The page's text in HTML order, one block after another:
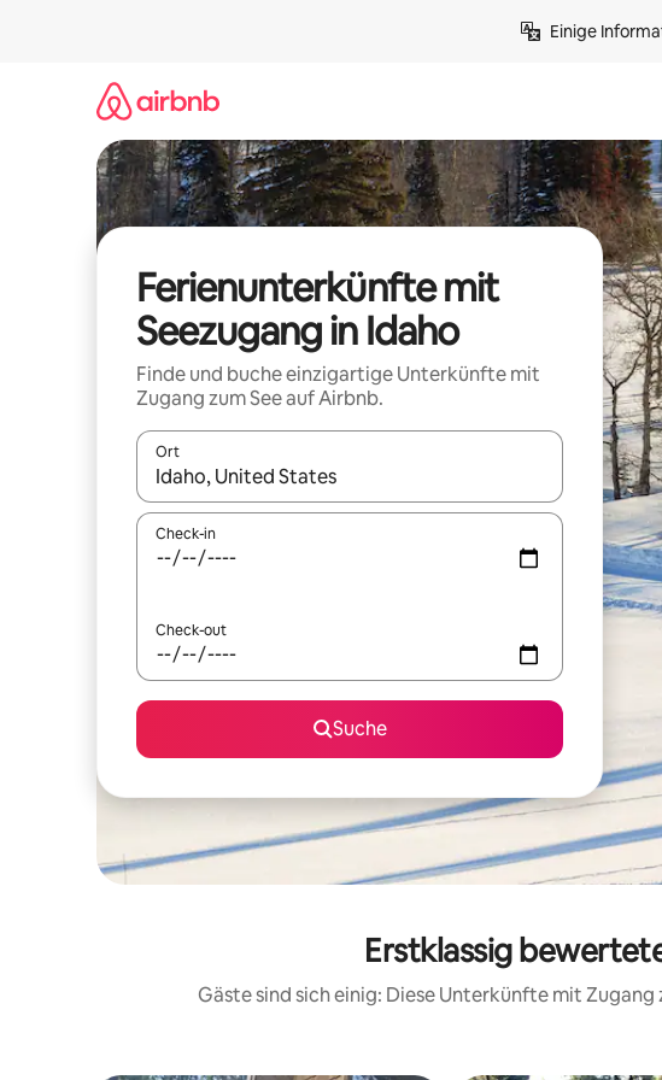
Einige
Ferienunterkünfte mit
Seezugang in Idaho
Finde und buche einzigartige Unterkünfte mit
Zugang zum See auf Airbnb.
Ort
Wenn Ergebnisse verfügbar sind, navigiere mit den Pfeiltasten
Check-in
Check-out
Suche
Erstklassig
Gäste sind sich einig: Diese Unterkünfte mit